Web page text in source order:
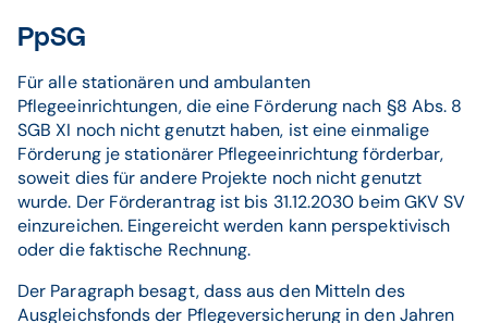
PpSG
Für alle stationären und ambulanten
Pflegeeinrichtungen, die eine Förderung nach §8 Abs. 8
SGB XI noch nicht genutzt haben, ist eine einmalige
Förderung je stationärer Pflegeeinrichtung förderbar,
soweit dies für andere Projekte noch nicht genutzt
wurde. Der Förderantrag ist bis 31.12.2030 beim GKV SV
einzureichen. Eingereicht werden kann perspektivisch
oder die faktische Rechnung.
Der Paragraph besagt, dass aus den Mitteln des
Ausgleichsfonds der Pflegeversicherung in den Jahren